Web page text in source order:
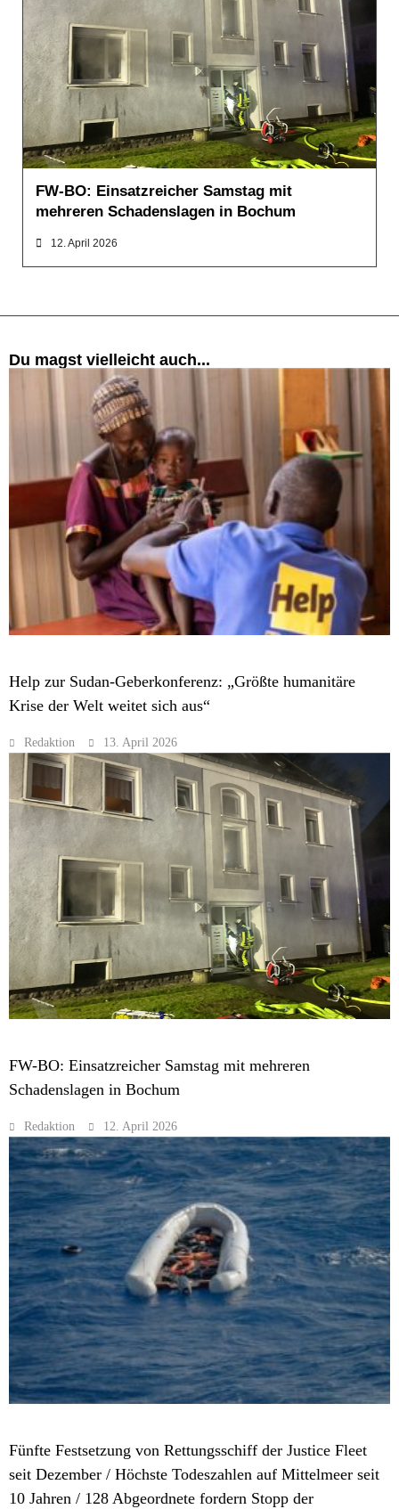
FW-BO: Einsatzreicher Samstag mit
mehreren Schadenslagen in Bochum
12. April 2026
Du magst vielleicht auch...
Help zur Sudan-Geberkonferenz: „Größte humanitäre
Krise der Welt weitet sich aus“
Redaktion 13. April 2026
FW-BO: Einsatzreicher Samstag mit mehreren
Schadenslagen in Bochum
Redaktion 12. April 2026
Fünfte Festsetzung von Rettungsschiff der Justice Fleet
seit Dezember / Höchste Todeszahlen auf Mittelmeer seit
10 Jahren / 128 Abgeordnete fordern Stopp der